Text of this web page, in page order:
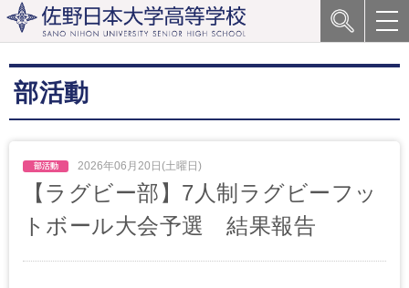
部活動
2026年06月20日(土曜日)
【ラグビー部】7人制ラグビーフッ
トボール大会予選 結果報告